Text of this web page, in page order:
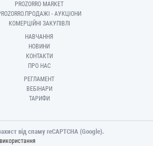
PROZORRO MARKET
- АУКЦІОНИ
КОМЕРЦІЙНІ ЗАКУПІВЛІ
НАВЧАННЯ
НОВИНИ
КОНТАКТИ
ПРО НАС
РЕГЛАМЕНТ
ВЕБІНАРИ
ТАРИФИ
від спаму reCAPTCHA (Google).